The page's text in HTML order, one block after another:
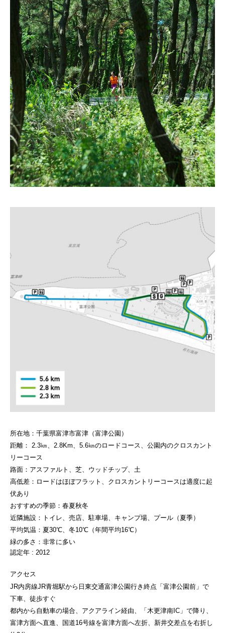
所在地：千葉県富津市富津（富津公園）
距離： 2.3㎞、2.8Km、5.6㎞のロードコース、公園内のクロスカント
リーコース
路面：アスファルト、芝、ウッドチップ、土
高低差：ロードはほぼフラット、クロスカントリーコースは適度に起
伏あり
おすすめの季節：春夏秋冬
近隣施設：トイレ、売店、駐車場、キャンプ場、プール（夏季）
平均気温：夏30℃、冬10℃（年間平均16℃）
緑の多さ：非常に多い
認定年 : 2012
アクセス
JR内房線JR青堀駅から日東交通富津公園行き終点「富津公園前」で
下車、徒歩すぐ
都内から自動車の場合、アクアライン経由、「木更津南IC」で降り、
富津方面へ直進、国道16号線を富津方面へ左折、新井交差点を右折し